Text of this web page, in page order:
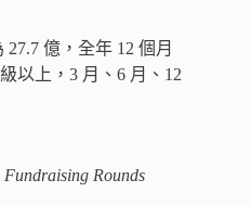
億，全年 12 個月
以上，3 月、6 月、12
Rounds